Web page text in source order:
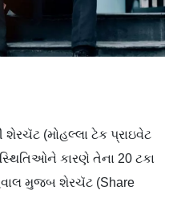
શેરચૅટ (મોહલ્લા ટેક પ્રાઇવેટ
કારણે તેના 20 ટકા
મુજબ શેરચૅટ (Share